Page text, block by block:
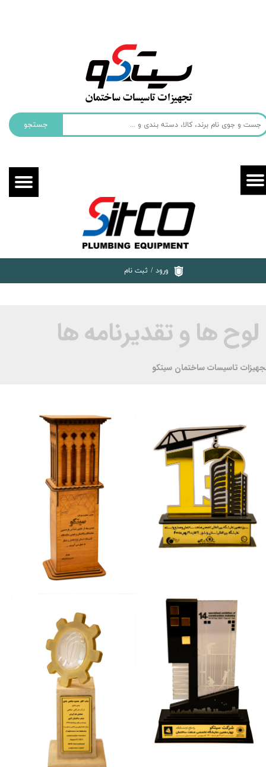
جستجو
ورود / ثبت نام
خروج از حساب کاربری
لوح ها و تقدیرنامه ها
تاسیسات ساختمان سیتکو